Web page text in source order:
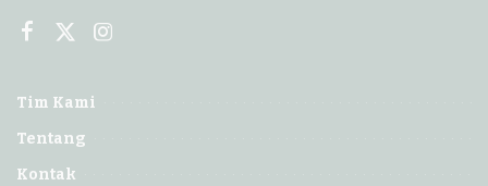
Tim Kami
Tentang
Kontak